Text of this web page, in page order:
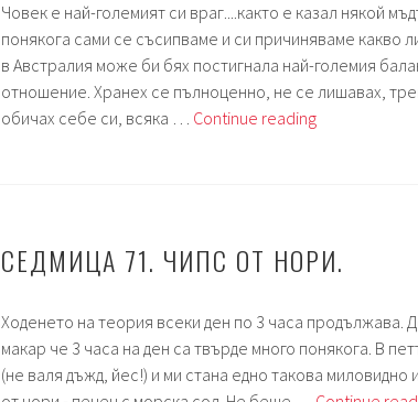
Човек е най-големият си враг....както е казал някой
понякога сами се съсипваме и си причиняваме какво
в Австралия може би бях постигнала най-големия
отношение. Хранех се пълноценно, не се лишавах,
обичах себе си, всяка … Continue readingСедмица
eating.
СЕДМИЦА 71. ЧИПС ОТ НОРИ.
Ходенето на теория всеки ден по 3 часа продължава.
макар че 3 часа на ден са твърде много понякога. В
(не валя дъжд, йес!) и ми стана едно такова миловидно